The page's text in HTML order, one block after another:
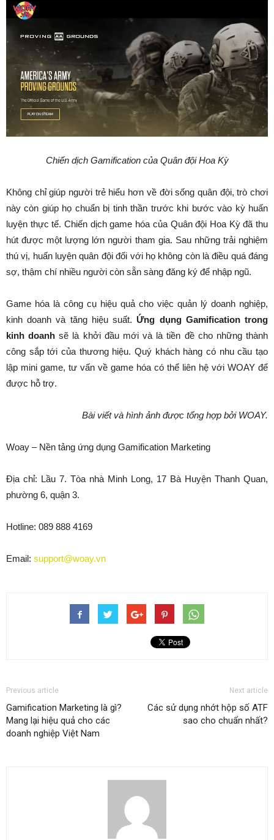
Chiến dịch Gamification của Quân đội Hoa Kỳ
Không chỉ giúp người trẻ hiểu hơn về đời sống quân đội, trò chơi
này còn giúp họ chuẩn bị tinh thần trước khi bước vào kỳ huấn
luyện thực tế. Chiến dịch game hóa của Quân đội Hoa Kỳ đã thu
hút được một lượng lớn người tham gia. Sau những trải nghiệm
thú vị, huấn luyện quân đội đối với họ không còn là điều quá đáng
sợ, thậm chí nhiều người còn sẵn sàng đăng ký để nhập ngũ.
Game hóa là công cụ hiệu quả cho việc quản lý doanh nghiệp,
kinh doanh và tăng hiệu suất. Ứng dụng Gamification trong
kinh doanh sẽ là khởi đầu mới và là tiền đề cho những thành
công sắp tới của thương hiệu. Quý khách hàng có nhu cầu tạo
lập mini game, tư vấn về game hóa có thể liên hệ với WOAY để
được hỗ trợ.
Bài viết và hình ảnh được tổng hợp bởi WOAY.
Woay – Nền tảng ứng dụng Gamification Marketing
Địa chỉ: Lầu 7. Tòa nhà Minh Long, 17 Bà Huyện Thanh Quan,
phường 6, quận 3.
Hotline: 089 888 4169
Email: support@woay.vn
Previous article
Gamification Marketing là gì?
Mang lại hiệu quả cho các
doanh nghiệp Việt Nam
Next article
Các sử dụng nhớt hộp số ATF
sao cho chuẩn nhất?